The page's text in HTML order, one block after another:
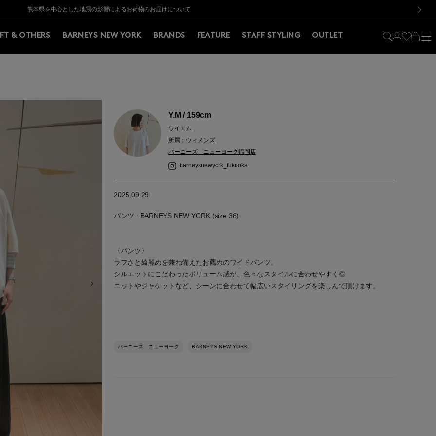
BARNEYS＞会員のお客様は11,000円（税込）以上のお買上げで常時送料無料！お買い物の際は会員登録を！
【夏季休業に伴う返品・交換承り一時停止のお知らせ】（2026.8.5）
熊本県を中心とした地震の影響によるお荷物のお届けについて
【開催中】SUMMER SALEのご案内・ご注意事項
BARNEYS＞会員のお客様は11,000円（税込）以上のお買上げで常時送料無料！お買い物の際は会員登録を！
【夏季休業に伴う返品・交換承り一時停止のお知らせ】（2026.8.5）
& OTHERS BARNEYS NEW YORK BRANDS FEATURE STAFF STYLING OUTLET
Y.M / 159cm
ワイエム
所属：ウィメンズ
バーニーズ ニューヨーク福岡店
barneysnewyork_fukuoka
2025.09.29
パンツ : BARNEYS NEW YORK (size 36)
〈パンツ〉
ラフさと綺麗めを兼ね備えたお薦めのワイドパンツ。
シルエットにこだわったボリューム感が、色々なスタイルに合わせやすく◎
ニットやジャケットなど、シーンに合わせて幅広いスタイリングを楽しんで頂けます。
バーニーズ ニューヨーク BARNEYS NEW YORK